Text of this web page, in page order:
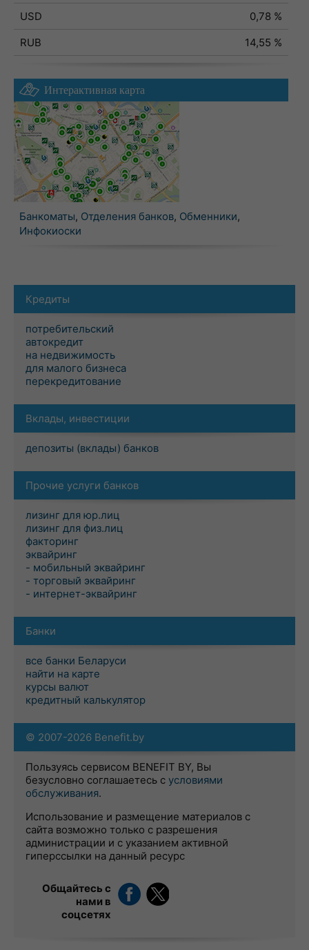
USD
0,78 %
RUB
14,55 %
Интерактивная карта
Банкоматы, Отделения банков, Обменники,
Инфокиоски
Кредиты
потребительский
автокредит
на недвижимость
для малого бизнеса
перекредитование
Вклады, инвестиции
депозиты (вклады) банков
Прочие услуги банков
лизинг для юр.лиц
лизинг для физ.лиц
факторинг
эквайринг
- мобильный эквайринг
- торговый эквайринг
- интернет-эквайринг
Банки
все банки Беларуси
найти на карте
курсы валют
кредитный калькулятор
© 2007-2026 Benefit.by
Пользуясь сервисом BENEFIT BY, Вы
безусловно соглашаетесь с условиями
обслуживания.
Использование и размещение материалов с
сайта возможно только с разрешения
администрации и с указанием активной
гиперссылки на данный ресурс
Общайтесь с
нами в
соцсетях